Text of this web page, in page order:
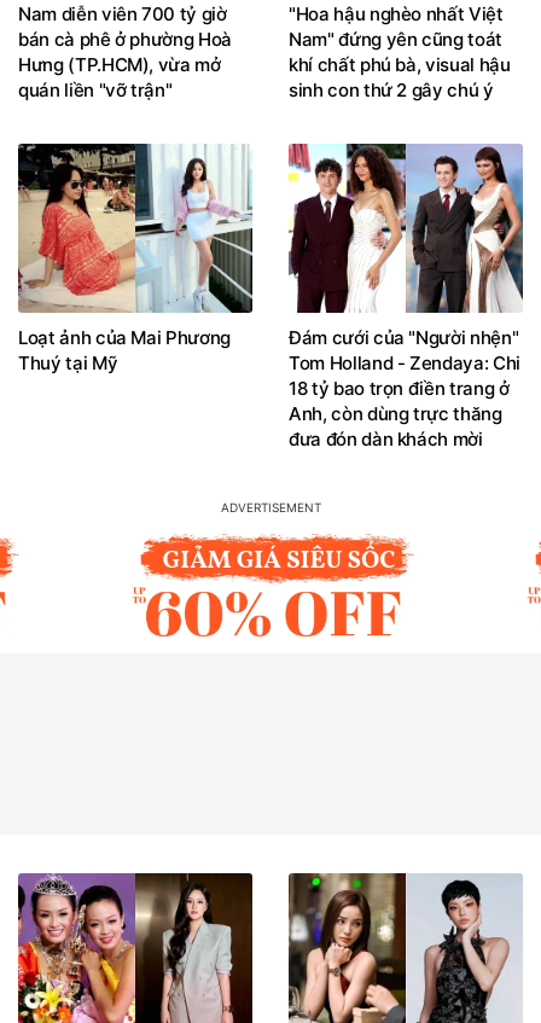
Nam diễn viên 700 tỷ giờ
bán cà phê ở phường Hoà
Hưng (TP.HCM), vừa mở
quán liền "vỡ trận"
"Hoa hậu nghèo nhất Việt
Nam" đứng yên cũng toát
khí chất phú bà, visual hậu
sinh con thứ 2 gây chú ý
Loạt ảnh của Mai Phương
Thuý tại Mỹ
Đám cưới của "Người nhện"
Tom Holland - Zendaya: Chi
18 tỷ bao trọn điền trang ở
Anh, còn dùng trực thăng
đưa đón dàn khách mời